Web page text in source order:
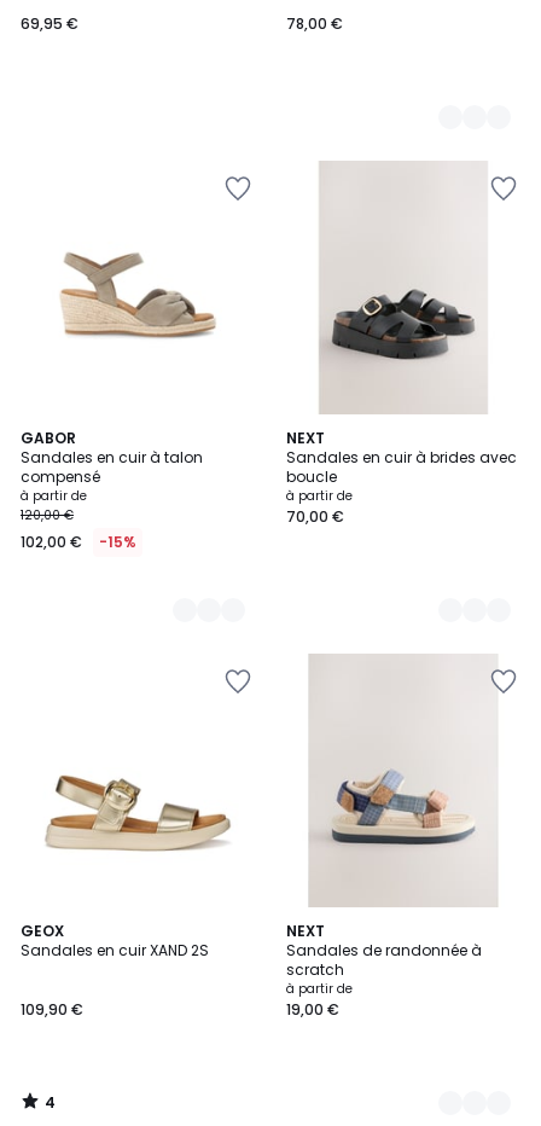
69,95 €
78,00 €
GABOR
Sandales en cuir à talon
compensé
à partir de
120,00 €
102,00 € -15%
6
Couleurs
NEXT
Sandales en cuir à brides avec
boucle
à partir de
70,00 €
6
Couleurs
GEOX
Sandales en cuir XAND 2S
109,90 €
4
/
4
/
NEXT
Sandales de randonnée à
scratch
à partir de
19,00 €
4
Couleurs